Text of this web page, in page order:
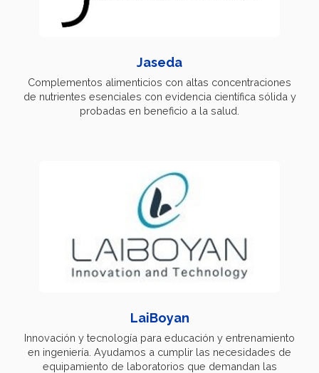
Jaseda
Complementos alimenticios con altas concentraciones
de nutrientes esenciales con evidencia científica sólida y
probadas en beneficio a la salud.
LaiBoyan
Innovación y tecnología para educación y entrenamiento
en ingeniería. Ayudamos a cumplir las necesidades de
equipamiento de laboratorios que demandan las